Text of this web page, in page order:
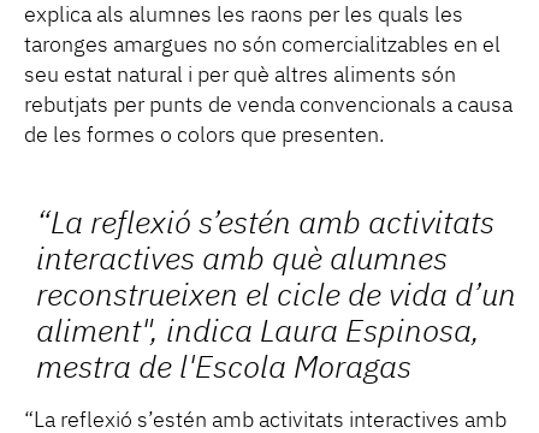
explica als alumnes les raons per les quals les
taronges amargues no són comercialitzables en el
seu estat natural i per què altres aliments són
rebutjats per punts de venda convencionals a causa
de les formes o colors que presenten.
“La reflexió s’estén amb activitats
interactives amb què alumnes
reconstrueixen el cicle de vida d’un
aliment", indica Laura Espinosa,
mestra de l'Escola Moragas
“La reflexió s’estén amb activitats interactives amb